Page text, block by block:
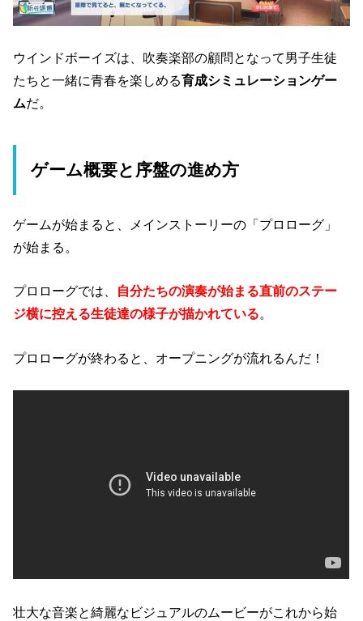
ウインドボーイズは、吹奏楽部の顧問となって男子生徒
たちと一緒に青春を楽しめる育成シミュレーションゲー
ムだ。
ゲーム概要と序盤の進め方
ゲームが始まると、メインストーリーの「プロローグ」
が始まる。
プロローグでは、 自分たちの演奏が始まる直前のステー
ジ横に控える生徒達の様子が描かれている。
プロローグが終わると、オープニングが流れるんだ！
壮大な音楽と綺麗なビジュアルのムービーがこれから始